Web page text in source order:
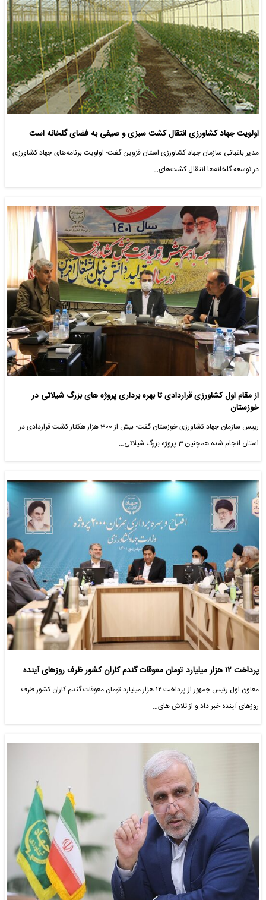
اولویت جهاد کشاورزی انتقال کشت سبزی و صیفی به فضای گلخانه است
مدیر باغبانی سازمان جهاد کشاورزی استان قزوین گفت: اولویت برنامه‌های جهاد کشاورزی
در توسعه گلخانه‌ها انتقال کشت‌های…
از مقام اول کشاورزی قراردادی تا بهره برداری پروژه های بزرگ شیلاتی در
خوزستان
رییس سازمان جهاد کشاورزی خوزستان گفت: بیش از 300 هزار هکتار کشت قراردادی در
استان انجام شده همچنین 3 پروژه بزرگ شیلاتی…
پرداخت ۱۲ هزار میلیارد تومان معوقات گندم کاران کشور ظرف روزهای آینده
معاون اول رئیس جمهور از پرداخت ۱۲ هزار میلیارد تومان معوقات گندم کاران کشور ظرف
روزهای آینده خبر داد و از تلاش های…